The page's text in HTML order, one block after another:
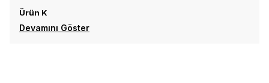
Ürün K
Devamını Göster